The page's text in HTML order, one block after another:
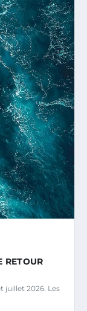
RETOUR
juillet 2026. Les